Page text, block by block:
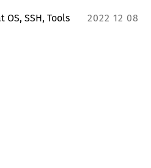
2022 12 08
OS, SSH, Tools